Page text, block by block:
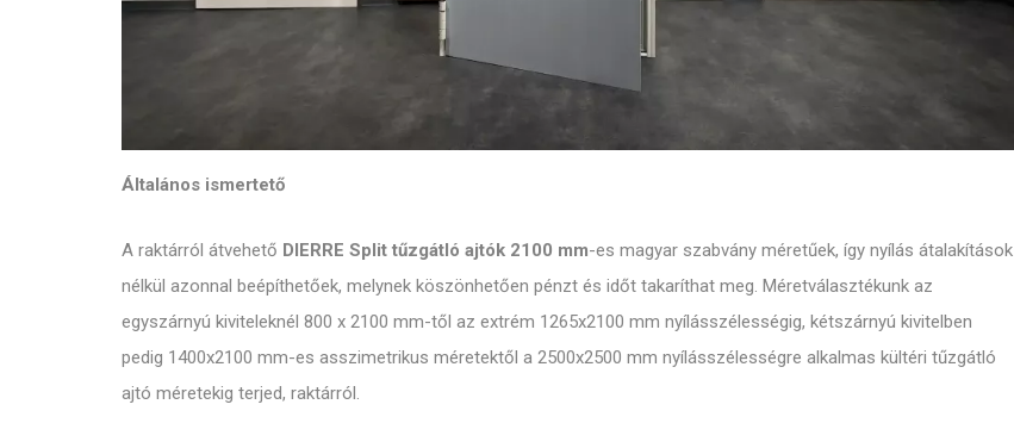
Általános ismertető
A raktárról átvehető DIERRE Split tűzgátló ajtók 2100 mm-es magyar szabvány méretűek, így nyílás átalakítások
nélkül azonnal beépíthetőek, melynek köszönhetően pénzt és időt takaríthat meg. Méretválasztékunk az
egyszárnyú kiviteleknél 800 x 2100 mm-től az extrém 1265x2100 mm nyílásszélességig, kétszárnyú kivitelben
pedig 1400x2100 mm-es asszimetrikus méretektől a 2500x2500 mm nyílásszélességre alkalmas kültéri tűzgátló
ajtó méretekig terjed, raktárról.